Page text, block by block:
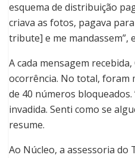
esquema de distribuição
criava as fotos, pagava
tribute] e me mandassem”,
A cada mensagem
ocorrência. No total, foram
de 40 números bloqueados.
invadida. Senti como se
resume.
Ao Núcleo, a assessoria do